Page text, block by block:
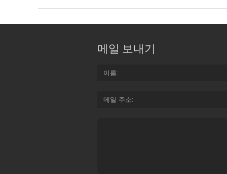
메일 보내기
이름
메일 주소